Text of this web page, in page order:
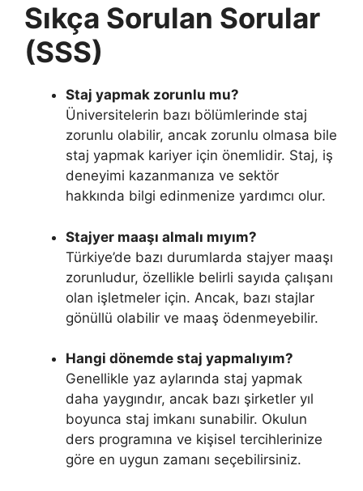
Sıkça Sorulan Sorular
(SSS)
Staj yapmak zorunlu mu?
Üniversitelerin bazı bölümlerinde staj
zorunlu olabilir, ancak zorunlu olmasa bile
staj yapmak kariyer için önemlidir. Staj, iş
deneyimi kazanmanıza ve sektör
hakkında bilgi edinmenize yardımcı olur.
Stajyer maaşı almalı mıyım?
Türkiye’de bazı durumlarda stajyer maaşı
zorunludur, özellikle belirli sayıda çalışanı
olan işletmeler için. Ancak, bazı stajlar
gönüllü olabilir ve maaş ödenmeyebilir.
Hangi dönemde staj yapmalıyım?
Genellikle yaz aylarında staj yapmak
daha yaygındır, ancak bazı şirketler yıl
boyunca staj imkanı sunabilir. Okulun
ders programına ve kişisel tercihlerinize
göre en uygun zamanı seçebilirsiniz.